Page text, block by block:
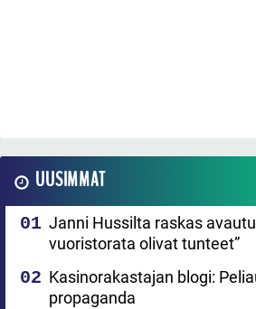
UUSIMMAT
Janni Hussilta raskas
vuoristorata olivat tunteet”
Kasinorakastajan blogi:
propaganda